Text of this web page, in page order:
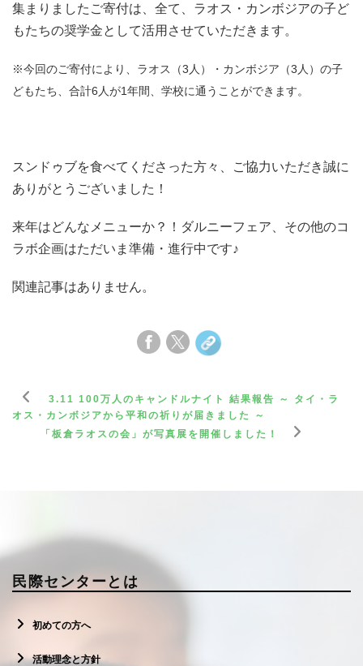
集まりましたご寄付は、全て、ラオス・カンボジアの子ど
もたちの奨学金として活用させていただきます。
※今回のご寄付により、ラオス（3人）・カンボジア（3人）の子
どもたち、合計6人が1年間、学校に通うことができます。
スンドゥブを食べてくださった方々、ご協力いただき誠に
ありがとうございました！
来年はどんなメニューか？！ダルニーフェア、その他のコ
ラボ企画はただいま準備・進行中です♪
関連記事はありません。
3.11 100万人のキャンドルナイト 結果報告 ～ タイ・ラ
オス・カンボジアから平和の祈りが届きました ～
「板倉ラオスの会」が写真展を開催しました！
民際センターとは
初めての方へ
活動理念と方針